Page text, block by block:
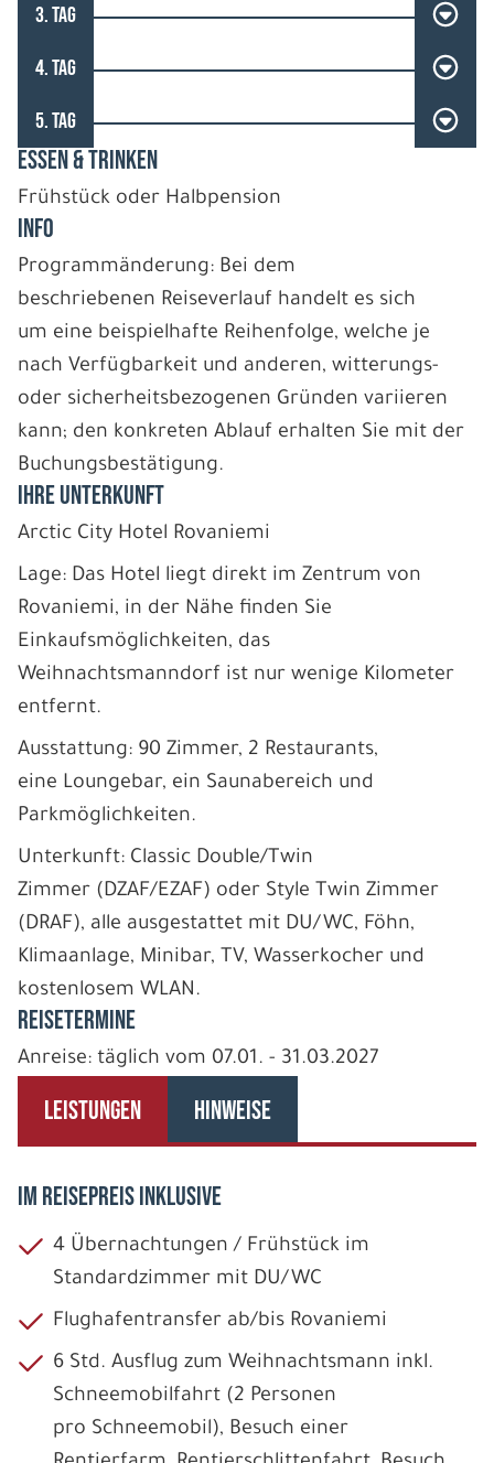
3. TAG
4. TAG
5. TAG
ESSEN & TRINKEN
Frühstück oder Halbpension
INFO
Programmänderung: Bei dem
beschriebenen Reiseverlauf handelt es sich
um eine beispielhafte Reihenfolge, welche je
nach Verfügbarkeit und anderen, witterungs-
oder sicherheitsbezogenen Gründen variieren
kann; den konkreten Ablauf erhalten Sie mit der
Buchungsbestätigung.
IHRE UNTERKUNFT
Arctic City Hotel Rovaniemi
Lage: Das Hotel liegt direkt im Zentrum von
Rovaniemi, in der Nähe finden Sie
Einkaufsmöglichkeiten, das
Weihnachtsmanndorf ist nur wenige Kilometer
entfernt.
Ausstattung: 90 Zimmer, 2 Restaurants,
eine Loungebar, ein Saunabereich und
Parkmöglichkeiten.
Unterkunft: Classic Double/Twin
Zimmer (DZAF/EZAF) oder Style Twin Zimmer
(DRAF), alle ausgestattet mit DU/WC, Föhn,
Klimaanlage, Minibar, TV, Wasserkocher und
kostenlosem WLAN.
REISETERMINE
Anreise: täglich vom 07.01. - 31.03.2027
LEISTUNGEN HINWEISE
IM REISEPREIS INKLUSIVE
4 Übernachtungen / Frühstück im
Standardzimmer mit DU/WC
Flughafentransfer ab/bis Rovaniemi
6 Std. Ausflug zum Weihnachtsmann inkl.
Schneemobilfahrt (2 Personen
pro Schneemobil), Besuch einer